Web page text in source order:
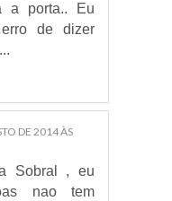
a porta.. Eu
de dizer
DE 2014 ÀS
Sobral , eu
nao tem